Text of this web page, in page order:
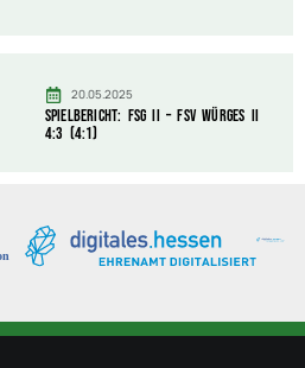
20.05.2025
Spielbericht: FSG II – FSV Würges II
4:3 (4:1)